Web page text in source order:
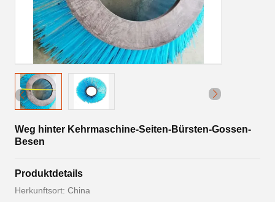
Weg hinter Kehrmaschine-Seiten-Bürsten-Gossen-
Besen
Produktdetails
Herkunftsort: China